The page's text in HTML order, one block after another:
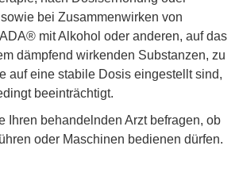
bei Zusammenwirken von
mit Alkohol oder anderen, auf das
dämpfend wirkenden Substanzen, zu
auf eine stabile Dosis eingestellt sind,
beeinträchtigt.
Ihren behandelnden Arzt befragen, ob
oder Maschinen bedienen dürfen.